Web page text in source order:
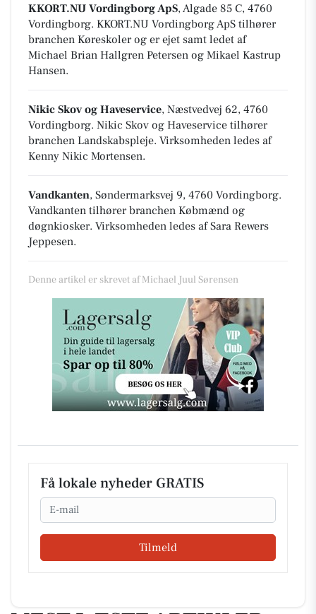
KKORT.NU Vordingborg ApS, Algade 85 C, 4760
Vordingborg. KKORT.NU Vordingborg ApS tilhører
branchen Køreskolerog er ejet samt ledet af
Michael Brian Hallgren Petersen og Mikael Kastrup
Hansen.
Nikic Skov og Haveservice, Næstvedvej 62, 4760
Vordingborg. Nikic Skov og Haveservice tilhører
branchen Landskabspleje. Virksomheden ledes af
Kenny Nikic Mortensen.
Vandkanten, Søndermarksvej 9, 4760 Vordingborg.
Vandkanten tilhører branchen Købmænd og
døgnkiosker. Virksomheden ledes af Sara Rewers
Jeppesen.
Denne artikel er skrevet af Michael Juul Sørensen
Få lokale nyheder GRATIS
Email
Tilmeld